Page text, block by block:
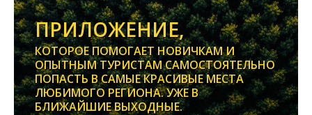
ПРИЛОЖЕНИЕ,
КОТОРОЕ ПОМОГАЕТ НОВИЧКАМ И
ОПЫТНЫМ ТУРИСТАМ САМОСТОЯТЕЛЬНО
ПОПАСТЬ В САМЫЕ КРАСИВЫЕ МЕСТА
ЛЮБИМОГО РЕГИОНА. УЖЕ В
БЛИЖАЙШИЕ ВЫХОДНЫЕ.